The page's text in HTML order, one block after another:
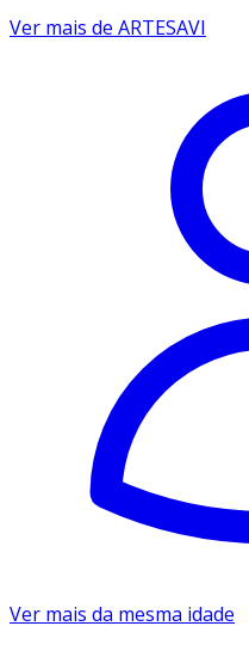
Ver mais de ARTESAVI
Ver mais da mesma idade